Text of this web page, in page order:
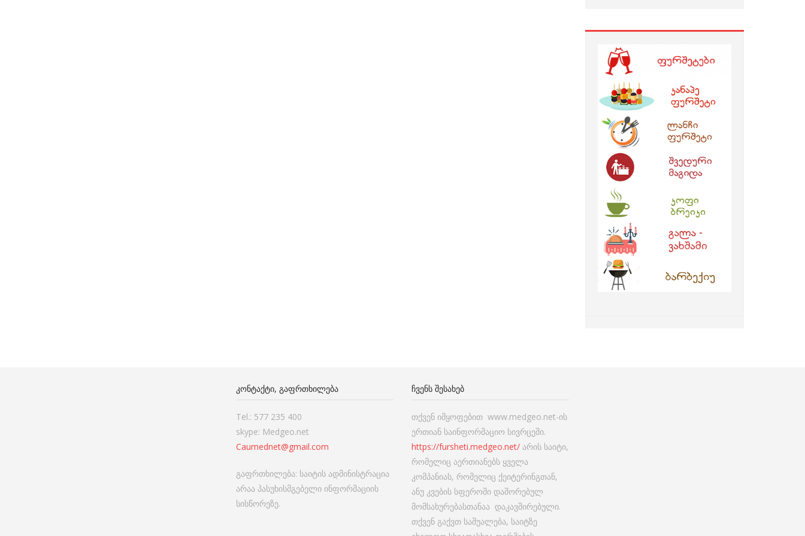
ᲙᲝᲜᲢᲐᲥᲢᲘ, ᲒᲐᲤᲠᲗᲮᲘᲚᲔᲑᲐ
Tel.: 577 235 400
skype: Medgeo.net
Caumednet@gmail.com
გაფრთხილება: საიტის ადმინისტრაცია
არაა პასუხისმგებელი ინფორმაციის
სისწორეზე.
ᲩᲕᲔᲜᲡ ᲨᲔᲡᲐᲮᲔᲑ
თქვენ იმყოფებით www.medgeo.net-ის
ერთიან საინფორმაციო სივრცეში.
https://fursheti.medgeo.net/არის საიტი,
რომელიც აერთიანებს ყველა
კომპანიას, რომელიც ქეიტერინგთან,
ანუ კვების სფეროში დაშორებულ
მომსახურებასთანაა დაკავშირებული.
თქვენ გაქვთ საშუალება, საიტზე